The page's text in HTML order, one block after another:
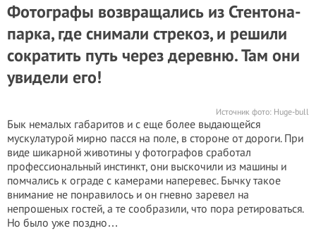
Фотографы возвращались из Стентона-
парка, где снимали стрекоз, и решили
сократить путь через деревню. Там они
увидели его!
Источник фото: Huge-bull
Бык немалых габаритов и с еще более выдающейся
мускулатурой мирно пасся на поле, в стороне от дороги. При
виде шикарной животины у фотографов сработал
профессиональный инстинкт, они выскочили из машины и
помчались к ограде с камерами наперевес. Бычку такое
внимание не понравилось и он гневно заревел на
непрошеных гостей, а те сообразили, что пора ретироваться.
Но было уже поздно…